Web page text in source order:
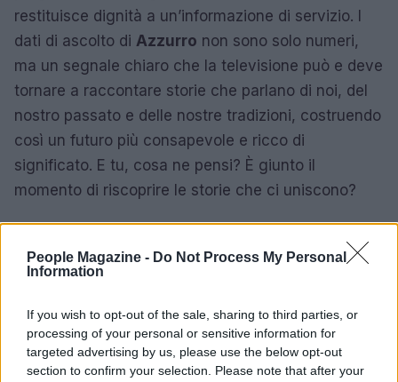
People Magazine - Do Not Process My Personal
Information
If you wish to opt-out of the sale, sharing to third parties, or
processing of your personal or sensitive information for
targeted advertising by us, please use the below opt-out
section to confirm your selection. Please note that after your
restituisce dignità a un’informazione di servizio. I
dati di ascolto di Azzurro non sono solo numeri,
ma un segnale chiaro che la televisione può e deve
tornare a raccontare storie che parlano di noi, del
nostro passato e delle nostre tradizioni, costruendo
così un futuro più consapevole e ricco di
significato. E tu, cosa ne pensi? È giunto il
momento di riscoprire le storie che ci uniscono?